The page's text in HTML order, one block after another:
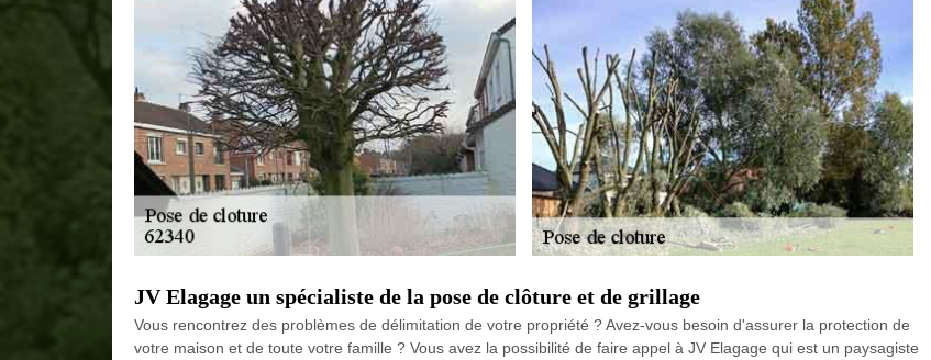
JV Elagage un spécialiste de la pose de clôture et de grillage
Vous rencontrez des problèmes de délimitation de votre propriété ? Avez-vous besoin d'assurer la protection de
votre maison et de toute votre famille ? Vous avez la possibilité de faire appel à JV Elagage qui est un paysagiste